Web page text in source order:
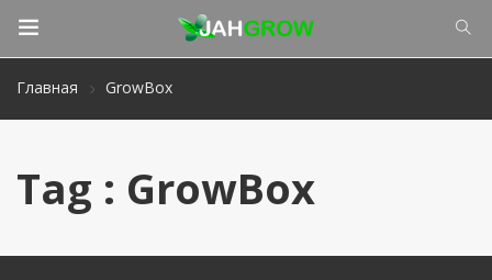
Главная GrowBox
Tag : GrowBox